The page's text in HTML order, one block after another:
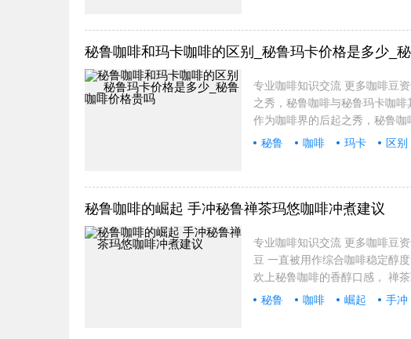
秘鲁咖啡和玛卡咖啡的区别_秘鲁玛卡价格是多少_
专业咖啡知识交流 更多咖啡豆
之秀，秘鲁咖啡与秘鲁玛卡咖
作为咖啡界的后起之秀，秘鲁
秘鲁 咖啡 玛卡 区别
秘鲁咖啡的崛起 手冲秘鲁禅茶玛悠咖啡冲煮建议
专业咖啡知识交流 更多咖啡豆
豆 一直被用作综合咖啡稳定醇
欢上秘鲁咖啡的香醇口感， 禅
秘鲁 咖啡 崛起 手冲